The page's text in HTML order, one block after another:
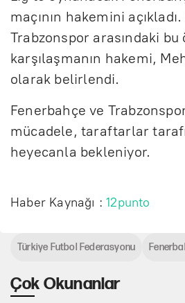
maçının hakemini
Trabzonspor arasındaki bu
karşılaşmanın hakemi,
olarak belirlendi.
Fenerbahçe ve
mücadele, taraftarlar
heyecanla bekleniyor.
Haber Kaynağı :12punto
Çok Okunanlar
Türkiye Futbol Federasyonu